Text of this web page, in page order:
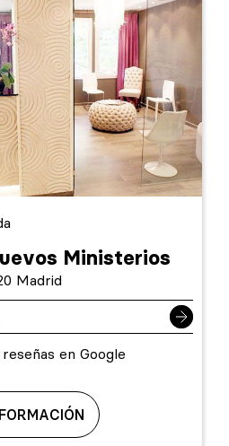
Ministerios
Madrid
en Google